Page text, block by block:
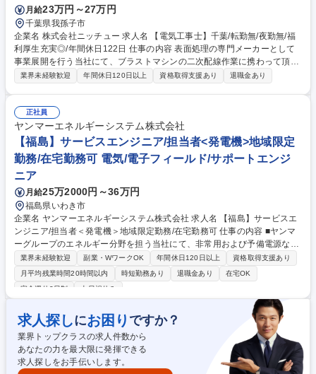
月給23万円～27万円
千葉県我孫子市
企業名 株式会社ニッチュー 求人名 【電気工事士】千葉/転勤無/夜勤無/福
利厚生充実◎/年間休日122日 仕事の内容 表面処理の専門メーカーとして
事業展開を行う当社にて、ブラストマシンの二次配線作業に携わって頂き
ます。 【具体的には】自社工場内で機械の二次配線・計装工事を行いま
ます。（※建物の改変を伴う業務や建設作業の業務は含みません） 募集職
種 【電気工事士】千葉/転勤無/夜勤無/福利厚生充実◎/年間休日122日
業界未経験歓迎 年間休日120日以上 資格取得支援あり 退職金あり
正社員
ヤンマーエネルギーシステム株式会社
【福島】サービスエンジニア/担当者<発電機>地域限定
勤務/在宅勤務可 電気/電子フィールド/サポートエンジ
ニア
月給25万2000円～36万円
福島県いわき市
企業名 ヤンマーエネルギーシステム株式会社 求人名 【福島】サービスエ
ンジニア/担当者＜発電機＞地域限定勤務/在宅勤務可 仕事の内容 ■ヤンマ
ーグループのエネルギー分野を担う当社にて、非常用および予備電源など
に採用されている、学校・ホテル・病院・ビルなどの公共施設で活躍する
『発電機』のメンテナンス・定期点検等をご担当いただきます。 ■非常用
発電機は非常時に稼働することが求められるため、定期的なメンテナンス
耗部品の交換、修理対応など予防保全の対応をお任せします。※他、見積
書・作業工程表・協力店に対する作業指示書の作成など事務作業 ■必要な
知識や技術は研修やOJT(まずは先輩とペアで業務)で身に着けていただき
ます。※資格取得における受験料の負担や報奨金制度もご用意 募集職種
【福島】サービスエンジニア/担当者＜発電機＞地域限定勤務/在宅勤務可
業界未経験歓迎 副業・WワークOK 年間休日120日以上
資格取得支援あり
月平均残業時間20時間以内
時短勤務あり 退職金あり
在宅OK
完全週休2日制
土日祝休み
求人探しにお困り ですか？
業界トップクラスの求人件数から
あなたの力を最大限に発揮できる
求人探しをお手伝いします。